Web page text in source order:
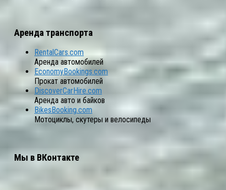
Аренда транспорта
RentalCars.com
Аренда автомобилей
EconomyBookings.com
Прокат автомобилей
DiscoverCarHire.com
Аренда авто и байков
BikesBooking.com
Мотоциклы, скутеры и велосипеды
Мы в ВКонтакте